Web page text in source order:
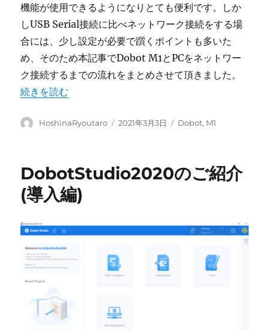
機能が使用できるようになりとても便利です。しか
しUSB Serial接続に比べネットワーク接続をする場
合には、少し設定が必要で躓くポイントも多いた
め、そのため本記事でDobot M1とPCをネットワー
ク接続するまでの流れをまとめさせて頂きました。
“DOBOT M1のネットワーク接続の方法” の
続きを読む
投
HoshinaRyoutaro
投
2021年3月3日
カ
ー
Dobot, M1
DobotStudio2020のご紹介
(導入編)